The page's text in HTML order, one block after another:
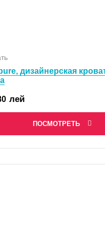
дизайнерская
лей
ПОСМОТРЕТЬ